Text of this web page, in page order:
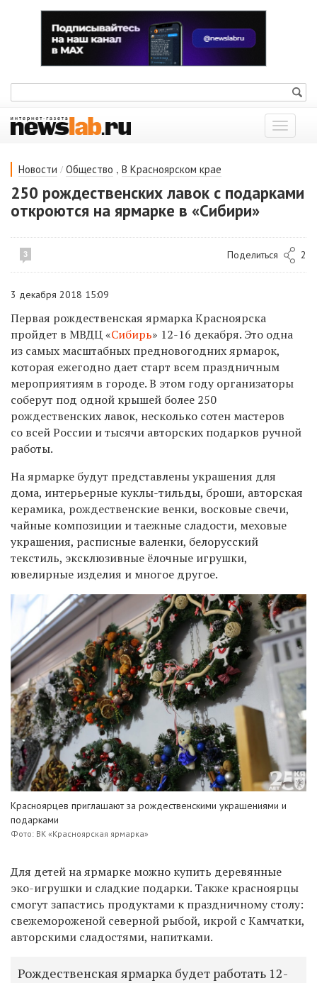
Показать
меню
Новости / Общество , В Красноярском крае
250 рождественских лавок с подарками
откроются на ярмарке в «Сибири»
3 Поделиться 2
3 декабря 2018 15:09
Первая рождественская ярмарка Красноярска
пройдет в МВДЦ «Сибирь» 12-16 декабря. Это одна
из самых масштабных предновогодних ярмарок,
которая ежегодно дает старт всем праздничным
мероприятиям в городе. В этом году организаторы
соберут под одной крышей более 250
рождественских лавок, несколько сотен мастеров
со всей России и тысячи авторских подарков ручной
работы.
На ярмарке будут представлены украшения для
дома, интерьерные куклы-тильды, броши, авторская
керамика, рождественские венки, восковые свечи,
чайные композиции и таежные сладости, меховые
украшения, расписные валенки, белорусский
текстиль, эксклюзивные ёлочные игрушки,
ювелирные изделия и многое другое.
Красноярцев приглашают за рождественскими украшениями и
подарками
Фото: ВК «Красноярская ярмарка»
Для детей на ярмарке можно купить деревянные
эко-игрушки и сладкие подарки. Также красноярцы
смогут запастись продуктами к праздничному столу:
свежемороженой северной рыбой, икрой с Камчатки,
авторскими сладостями, напитками.
Рождественская ярмарка будет работать 12-